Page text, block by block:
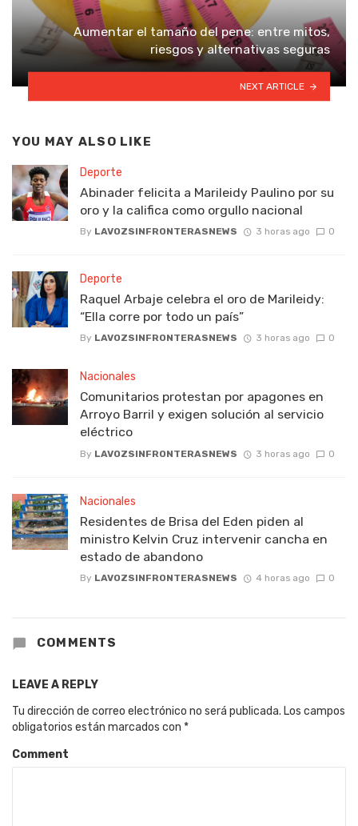
Aumentar el tamaño del pene: entre mitos,
riesgos y alternativas seguras
NEXT ARTICLE
YOU MAY ALSO LIKE
Deporte
Abinader felicita a Marileidy Paulino por su
oro y la califica como orgullo nacional
By LAVOZSINFRONTERASNEWS 3 horas ago 0
Deporte
Raquel Arbaje celebra el oro de Marileidy:
“Ella corre por todo un país”
By LAVOZSINFRONTERASNEWS 3 horas ago 0
Nacionales
Comunitarios protestan por apagones en
Arroyo Barril y exigen solución al servicio
eléctrico
By LAVOZSINFRONTERASNEWS 3 horas ago 0
Nacionales
Residentes de Brisa del Eden piden al
ministro Kelvin Cruz intervenir cancha en
estado de abandono
By LAVOZSINFRONTERASNEWS 4 horas ago 0
COMMENTS
LEAVE A REPLY
Tu dirección de correo electrónico no será publicada. Los campos
obligatorios están marcados con *
Comment